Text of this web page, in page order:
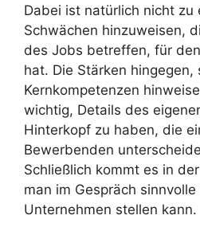
Dabei ist natürlich nicht zu
Schwächen hinzuweisen,
des Jobs betreffen, für
hat. Die Stärken
Kernkompetenzen
wichtig, Details des
Hinterkopf zu haben, die
Bewerbenden
Schließlich kommt es in
man im Gespräch
Unternehmen stellen kann.